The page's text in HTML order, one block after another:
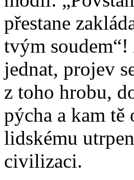
přestane
tvým soudem“!
jednat, projev
z toho hrobu,
pýcha a kam tě
lidskému
civilizaci.